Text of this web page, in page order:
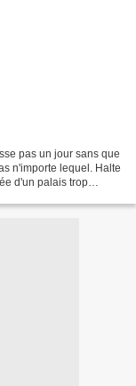
pas un jour sans que
n'importe lequel. Halte
d'un palais trop